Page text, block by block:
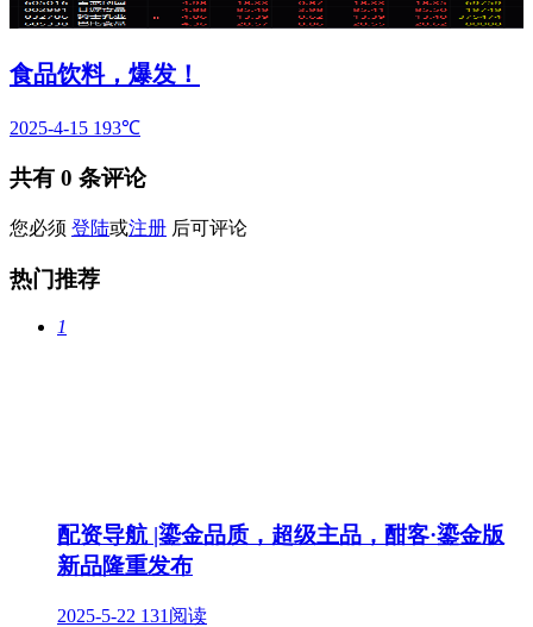
食品饮料，爆发！
2025-4-15 193℃
共有 0 条评论
您必须 登陆或注册 后可评论
热门推荐
1
配资导航 |鎏金品质，超级主品，酣客·鎏金版
新品隆重发布
2025-5-22 131阅读